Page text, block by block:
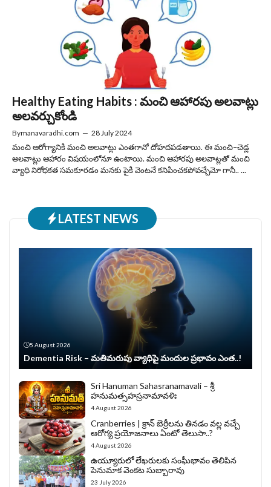
Healthy Eating Habits : మంచి ఆహారపు అలవాట్లు
అలవర్చుకోండి
Bymanavaradhi.com — 28 July 2024
మంచి ఆరోగ్యానికి మంచి అలవాట్లు ఎంతగానో దోహదపడతాయి. ఈ మంచి–చెడ్ల
అలవాట్లు ఆహారం విషయంలోనూ ఉంటాయి. మంచి ఆహారపు అలవాట్లతో మంచి
వ్యాధి నిరోధకత సమకూరడం మనకు పైకి వెంటనే కనిపించకపోవచ్చేమో గానీ.. ...
LATEST NEWS
5 August 2026
Dementia Risk – మతిమరుపు వ్యాధిపై మందుల ప్రభావం ఎంత..!
Sri Hanuman Sahasranamavali – శ్రీ
హనుమత్సహస్రనామావళిః
4 August 2026
Cranberries | క్రాన్ బెర్రీల‌ను తిన‌డం వ‌ల్ల వచ్చే
ఆరోగ్య ప్రయోజనాలు ఏంటో తెలుసా..?
4 August 2026
ఉయ్యూరులో లేఖరులకు సంఘీభావం తెలిపిన
పెనుమాక వెంకట సుబ్బారావు
23 July 2026